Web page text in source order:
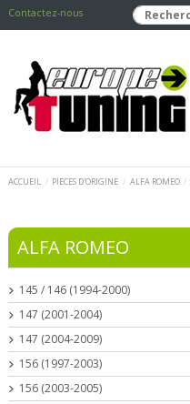
Contactez-nous
ACCUEIL PIECES D'ORIGINE ALFA ROMEO
ALFA ROMEO
145 / 146 (1994-2000)
147 (2001-2004)
147 (2004-2009)
156 (1997-2003)
156 (2003-2005)